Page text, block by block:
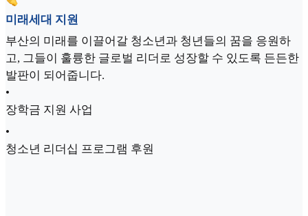
미래세대 지원
부산의 미래를 이끌어갈 청소년과 청년들의 꿈을 응원하
고, 그들이 훌륭한 글로벌 리더로 성장할 수 있도록 든든한
발판이 되어줍니다.
•
장학금 지원 사업
•
청소년 리더십 프로그램 후원